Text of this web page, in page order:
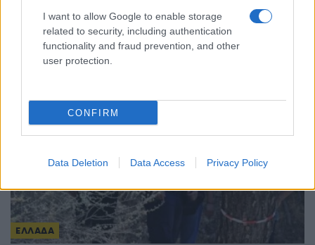
I want to allow Google to enable storage
related to security, including authentication
functionality and fraud prevention, and other
user protection.
CONFIRM
Data Deletion Data Access Privacy Policy
Μακεδονία – Πόντος» από τον Θερμαϊκό
Κορινού
8/08/2026 - 3:00μμ
ΕΛΛΑΔΑ